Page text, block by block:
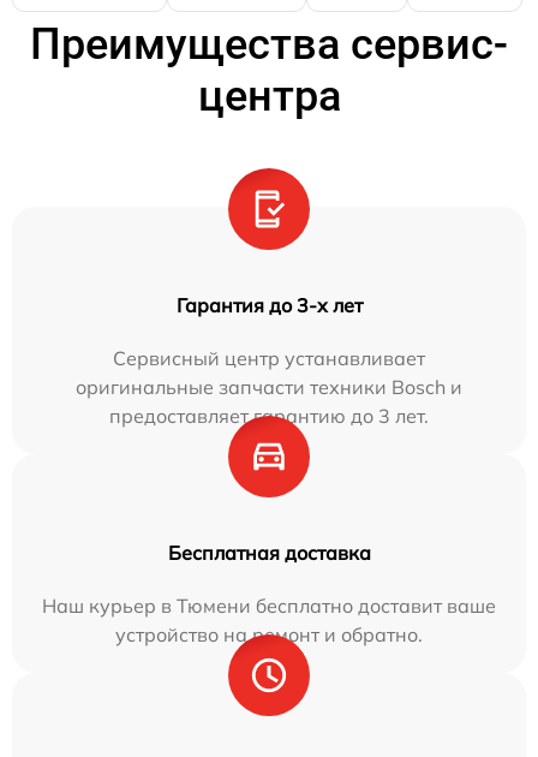
Преимущества сервис-
центра
Гарантия до 3-х лет
Сервисный центр устанавливает
оригинальные запчасти техники Bosch и
предоставляет гарантию до 3 лет.
Бесплатная доставка
Наш курьер в Тюмени бесплатно доставит ваше
устройство на ремонт и обратно.